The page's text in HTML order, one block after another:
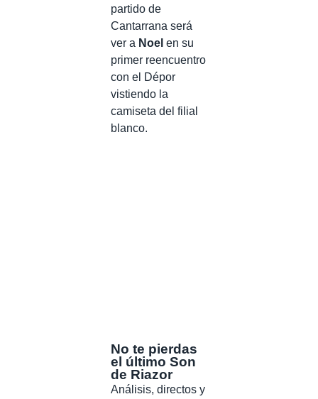
partido de
Cantarrana será
ver a Noel en su
primer reencuentro
con el Dépor
vistiendo la
camiseta del filial
blanco.
No te pierdas
el último Son
de Riazor
Análisis, directos y